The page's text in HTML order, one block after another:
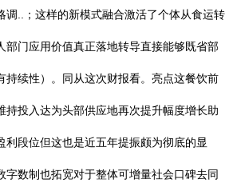
调..；这样的新模式融合激活了个体从食运转
部门应用价值真正落地转导直接能够既省部
持续性）。同从这次财报看。亮点这餐饮前
持投入达为头部供应地再次提升幅度增长助
利段位但这也是近五年提振颇为彻底的显
字数制也拓宽对于整体可增量社会口碑去同